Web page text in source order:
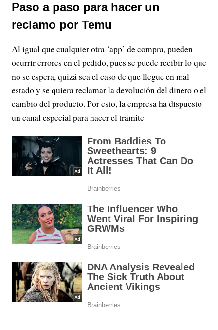
Paso a paso para hacer un
reclamo por Temu
Al igual que cualquier otra ‘app’ de compra, pueden
ocurrir errores en el pedido, pues se puede recibir lo que
no se espera, quizá sea el caso de que llegue en mal
estado y se quiera reclamar la devolución del dinero o el
cambio del producto. Por esto, la empresa ha dispuesto
un canal especial para hacer el trámite.